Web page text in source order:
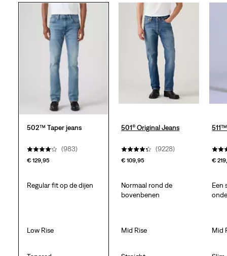
sterren.
beoordelingen
502™ Taper jeans
(983)
€ 129,95
501® Original Jeans
(9228)
€ 109,95 €
Regular fit op de dijen
Normaal rond de
bovenbenen
Een
Low Rise Mid Rise Mid